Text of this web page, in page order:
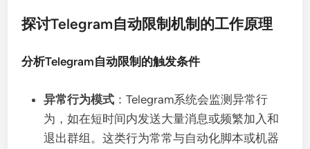
探讨Telegram自动限制机制的工作原理
分析Telegram自动限制的触发条件
异常行为模式 ：Telegram系统会监测异常行
为，如在短时间内发送大量消息或频繁加入和
退出群组。这类行为常常与自动化脚本或机器